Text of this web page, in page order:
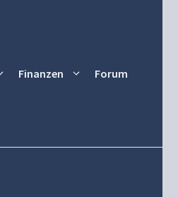
Finanzen Forum